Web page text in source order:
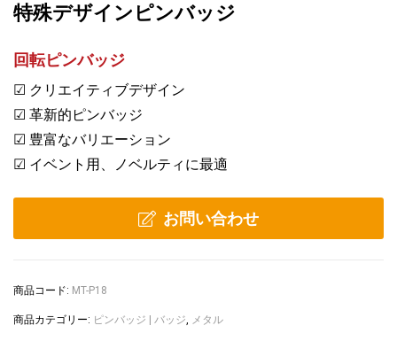
特殊デザインピンバッジ
回転ピンバッジ
☑ クリエイティブデザイン
☑ 革新的ピンバッジ
☑ 豊富なバリエーション
☑ イベント用、ノベルティに最適
お問い合わせ
商品コード: MT-P18
商品カテゴリー: ピンバッジ | バッジ, メタル